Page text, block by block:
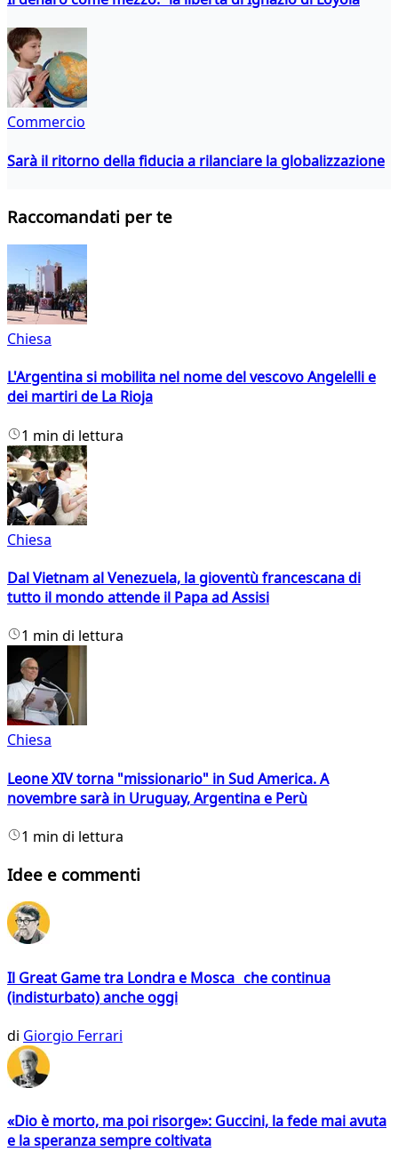
Commercio
Sarà il ritorno della fiducia a rilanciare la globalizzazione
Raccomandati per te
Chiesa
L'Argentina si mobilita nel nome del vescovo Angelelli e
dei martiri de La Rioja
1 min di lettura
Chiesa
Dal Vietnam al Venezuela, la gioventù francescana di
tutto il mondo attende il Papa ad Assisi
1 min di lettura
Chiesa
Leone XIV torna "missionario" in Sud America. A
novembre sarà in Uruguay, Argentina e Perù
1 min di lettura
Idee e commenti
Il Great Game tra Londra e Mosca che continua
(indisturbato) anche oggi
di Giorgio Ferrari
«Dio è morto, ma poi risorge»: Guccini, la fede mai avuta
e la speranza sempre coltivata